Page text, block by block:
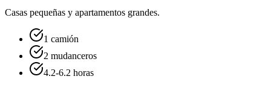
Casas pequeñas y apartamentos grandes.
1 camión
2 mudanceros
4.2-6.2 horas